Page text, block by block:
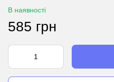
В наявності
585 грн